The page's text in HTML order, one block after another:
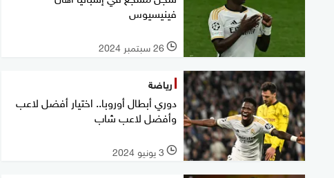
فينيسيوس
l 26 سبتمبر 2024
رياضة
دوري أبطال أوروبا.. اختيار أفضل لاعب
وأفضل لاعب شاب
l 3 يونيو 2024